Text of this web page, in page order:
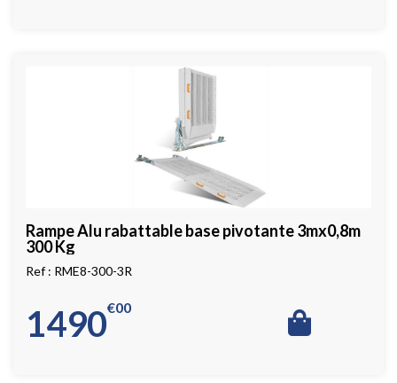
Rampe Alu rabattable base pivotante 3mx0,8m
300 Kg
RME8-300-3R
1490 00
€